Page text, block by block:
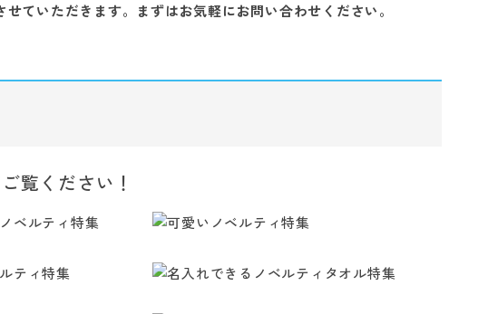
ていただきます。まずはお気軽にお問い合わせください。
覧ください！